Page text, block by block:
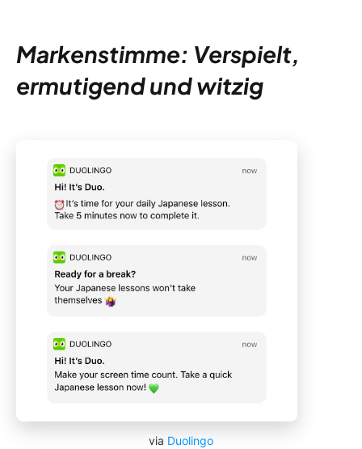
Markenstimme: Verspielt,
ermutigend und witzig
via Duolingo